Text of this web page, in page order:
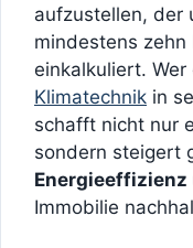
aufzustellen, der
mindestens
einkalkuliert. Wer
Klimatechnik in
schafft nicht nur
sondern steigert
Immobilie